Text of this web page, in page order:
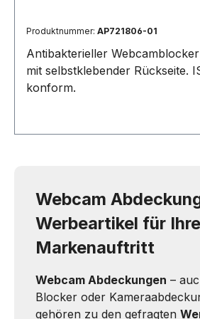
Produktnummer: AP721806-01
Antibakterieller
mit selbstklebender Rückseite.
konform.
Webcam
Werbeartikel für
Markenauftritt
Webcam Abdeckungen –
Blocker oder
gehören zu den gefragten